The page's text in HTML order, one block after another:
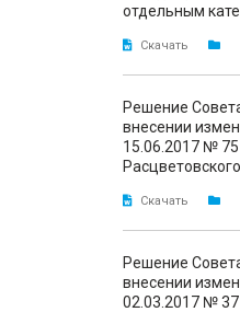
отдельным
Скачать
Решение
внесении
15.06.2017 №
Скачать
Решение
внесении
02.03.2017 №